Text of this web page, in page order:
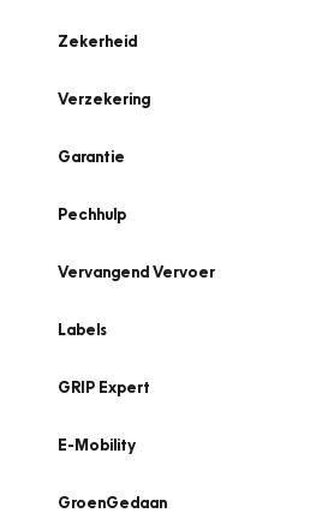
Zekerheid
Verzekering
Garantie
Pechhulp
Vervangend Vervoer
Labels
GRIP Expert
E-Mobility
GroenGedaan